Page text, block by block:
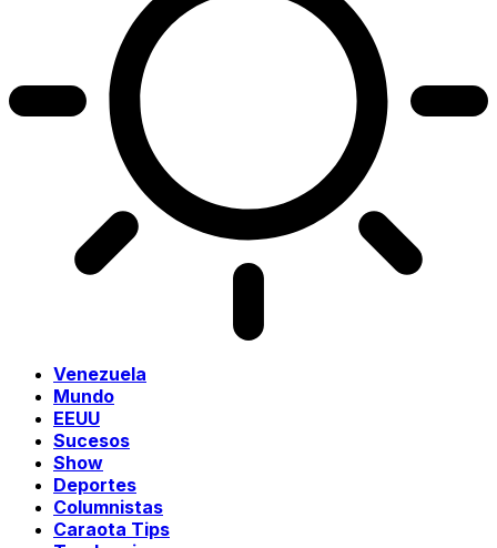
Venezuela
Mundo
EEUU
Sucesos
Show
Deportes
Columnistas
Caraota Tips